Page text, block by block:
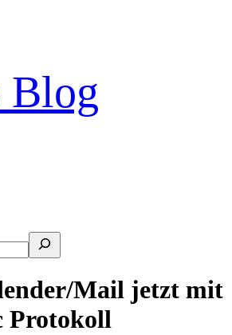
Blog
Mail jetzt mit
Protokoll